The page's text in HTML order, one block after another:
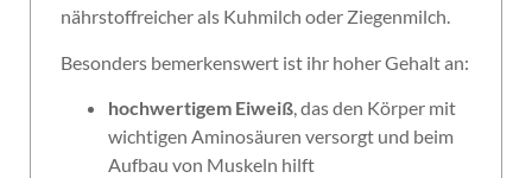
nährstoffreicher als Kuhmilch oder Ziegenmilch.
Besonders bemerkenswert ist ihr hoher Gehalt an:
hochwertigem Eiweiß, das den Körper mit
wichtigen Aminosäuren versorgt und beim
Aufbau von Muskeln hilft